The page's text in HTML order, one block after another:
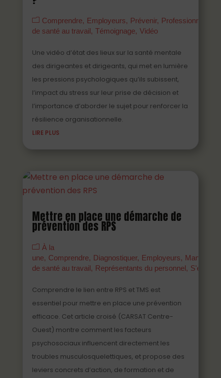
Comprendre Employeurs Prévenir
Professionnels
de santé au travail Témoignage Vidéo
Une vidéo d’état des lieux sur la santé mentale
des dirigeantes et dirigeants, qui met en lumière
les pressions psychologiques qu’ils subissent,
l’impact du stress sur leur prise de décision et
l’importance d’aborder le sujet pour renforcer la
résilience organisationnelle.
LIRE PLUS
Mettre en place une démarche de
prévention des RPS
À la
une
Comprendre Diagnostiquer Employeurs
Managers
de santé au travail
Représentants du personnel
Comprendre le lien entre RPS et TMS est
essentiel pour mettre en place une prévention
efficace. Cet article croisé (CARSAT Centre-
Ouest) montre comment les facteurs
psychosociaux influencent directement les
troubles musculosquelettiques, et propose des
leviers concrets d’action, de formation et de